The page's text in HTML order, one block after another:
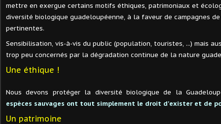
mettre en exergue certains motifs éthiques, patrimoniaux et
diversité biologique guadeloupéenne, à la faveur de campagnes
pertinentes.
Sensibilisation, vis-à-vis du public (population, touristes, ...) mais
trop peu concernés par la dégradation continue de la nature
Une éthique !
Nous devons protéger la diversité biologique de la
espèces sauvages ont tout simplement le droit d'exister et de
Un patrimoine